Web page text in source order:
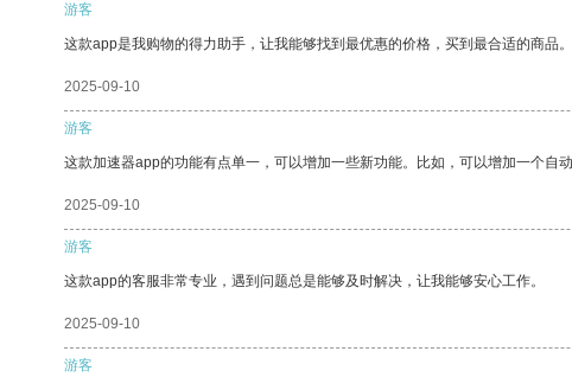
游客
这款app是我购物的得力助手，让我能够找到最优惠的价格，买到最合适的商品。
2025-09-10
游客
这款加速器app的功能有点单一，可以增加一些新功能。比如，可以增加一个自
2025-09-10
游客
这款app的客服非常专业，遇到问题总是能够及时解决，让我能够安心工作。
2025-09-10
游客